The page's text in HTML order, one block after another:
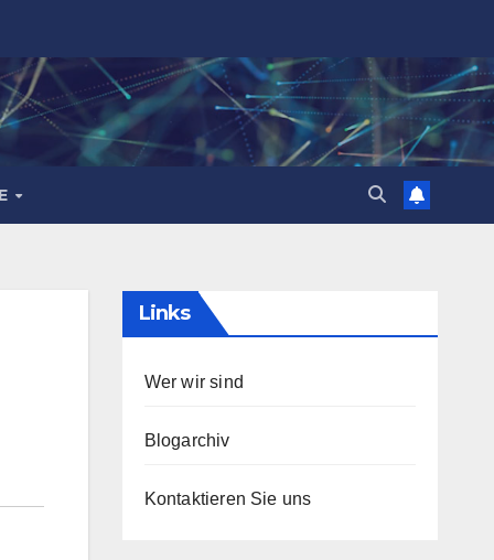
Links
Wer wir sind
Blogarchiv
Kontaktieren Sie uns